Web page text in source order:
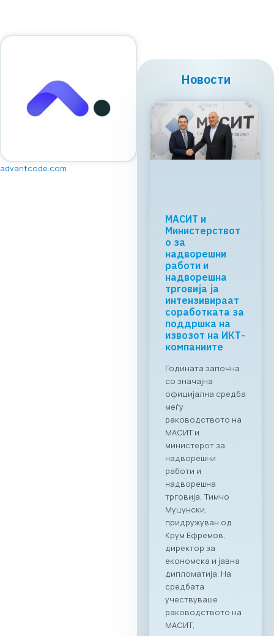
advantcode.com
Новости
Регионалната
tech соработка
Скопје: Digital
Bridge &
Business ICT
Forum 2026 –
04.06.2026
За првпат се
создава
организирана
платформа помеѓу
македонскиот и
грчкиот ИКТ
2026 година во
Стопанската
комора за
телекомуникациск
и технологии
МАСИТ, во
соработка со
грчката
асоцијација на ИКТ
компании SETPE, го
најавуваат
одржувањето на
првиот
македонско-грчки